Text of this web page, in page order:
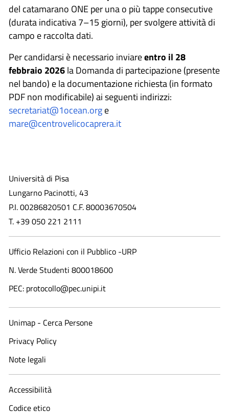
del catamarano ONE per una o più tappe consecutive
(durata indicativa 7–15 giorni), per svolgere attività di
campo e raccolta dati.
Per candidarsi è necessario inviareentro il 28
febbraio 2026la Domanda di partecipazione (presente
nel bando) e la documentazione richiesta (in formato
PDF non modificabile) ai seguenti indirizzi:
secretariat@1ocean.orge
mare@centrovelicocaprera.it
Università di Pisa
Lungarno Pacinotti, 43
P.I. 00286820501 C.F. 80003670504
T. +39 050 221 2111
Ufficio Relazioni con il Pubblico -URP
N. Verde Studenti 800018600​
PEC: protocollo@pec.unipi.it
Unimap - Cerca Persone
Privacy Policy
Note legali
Accessibilità
Codice etico